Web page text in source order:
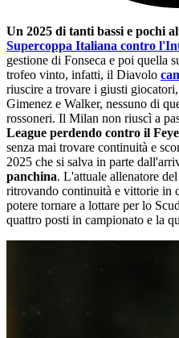
Un 2025 di tanti bassi e pochi
Supercoppa Italiana contro
gestione di Fonseca e poi quella
trofeo vinto, infatti, il Diavolo
riuscire a trovare i giusti
Gimenez e Walker, nessuno di
rossoneri. Il Milan non riuscì a
League perdendo contro il
senza mai trovare continuità e
2025 che si salva in parte
panchina. L'attuale allenatore
ritrovando continuità e vittorie in
potere tornare a lottare per lo
quattro posti in campionato e la